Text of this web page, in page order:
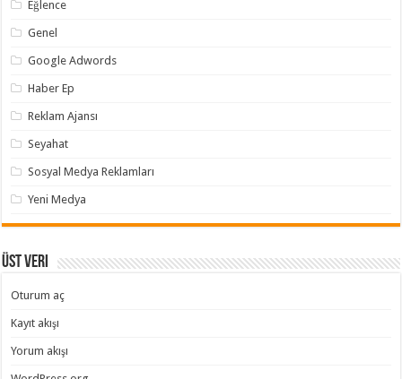
Eğlence
Genel
Google Adwords
Haber Ep
Reklam Ajansı
Seyahat
Sosyal Medya Reklamları
Yeni Medya
Üst veri
Oturum aç
Kayıt akışı
Yorum akışı